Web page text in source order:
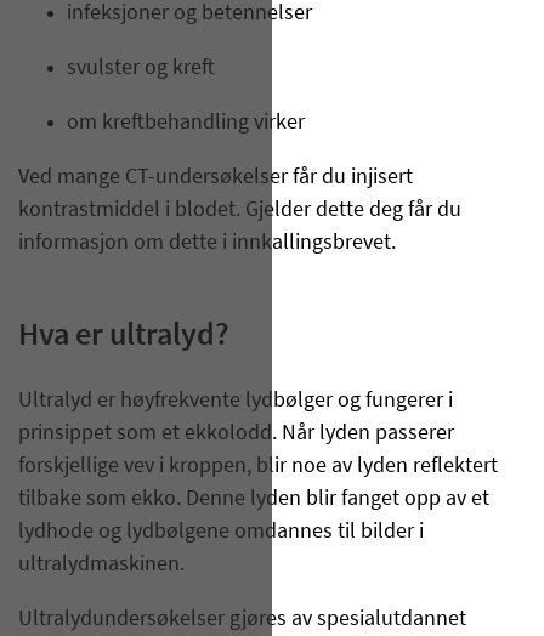
infeksjoner og betennelser
svulster og kreft
om kreftbehandling virker
Ved mange CT-undersøkelser får du injisert
kontrastmiddel i blodet. Gjelder dette deg får du
informasjon om dette i innkallingsbrevet.
Hva er ultralyd?
Ultralyd er høyfrekvente lydbølger og fungerer i
prinsippet som et ekkolodd. Når lyden passerer
forskjellige vev i kroppen, blir noe av lyden reflektert
tilbake som ekko. Denne lyden blir fanget opp av et
lydhode og lydbølgene omdannes til bilder i
ultralydmaskinen.
Ultralydundersøkelser gjøres av spesialutdannet